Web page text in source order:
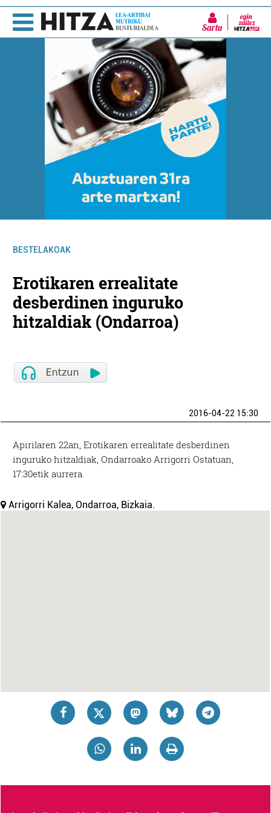
Sartu
BESTELAKOAK
Erotikaren errealitate
desberdinen inguruko
hitzaldiak (Ondarroa)
2016-04-22 15:30
Apirilaren 22an, Erotikaren errealitate desberdinen
inguruko hitzaldiak, Ondarroako Arrigorri Ostatuan,
17:30etik aurrera.
Arrigorri Kalea, Ondarroa, Bizkaia.